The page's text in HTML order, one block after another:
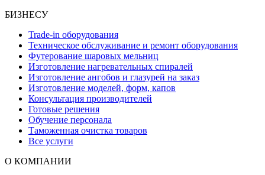
БИЗНЕСУ
Trade-in оборудования
Техническое обслуживание и ремонт оборудования
Футерование шаровых мельниц
Изготовление нагревательных спиралей
Изготовление ангобов и глазурей на заказ
Изготовление моделей, форм, капов
Консультация производителей
Готовые решения
Обучение персонала
Таможенная очистка товаров
Все услуги
О КОМПАНИИ